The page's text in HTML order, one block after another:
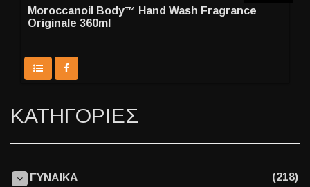
Moroccanoil Body™ Hand Wash Fragrance
Originale 360ml
ΚΑΤΗΓΟΡΙΕΣ
ΓΥΝΑΙΚΑ
(218)